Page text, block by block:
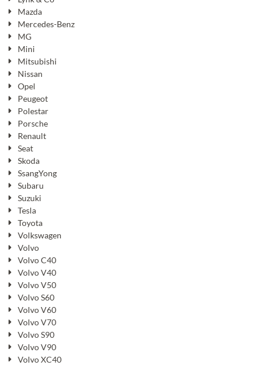
Mazda
Mercedes-Benz
MG
Mini
Mitsubishi
Nissan
Opel
Peugeot
Polestar
Porsche
Renault
Seat
Skoda
SsangYong
Subaru
Suzuki
Tesla
Toyota
Volkswagen
Volvo
Volvo C40
Volvo V40
Volvo V50
Volvo S60
Volvo V60
Volvo V70
Volvo S90
Volvo V90
Volvo XC40